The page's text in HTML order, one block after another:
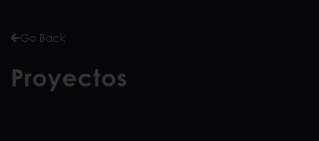
Go Back
Proyectos